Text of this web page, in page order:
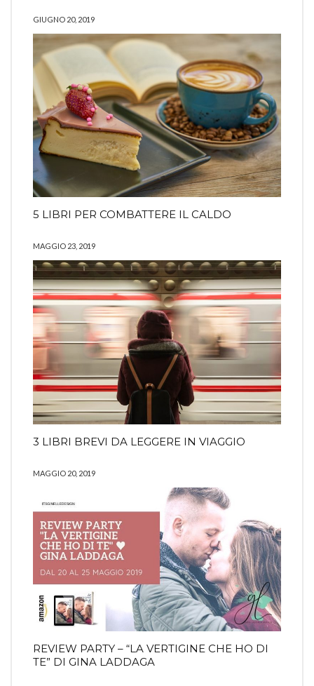
GIUGNO 20, 2019
5 LIBRI PER COMBATTERE IL CALDO
MAGGIO 23, 2019
3 LIBRI BREVI DA LEGGERE IN VIAGGIO
MAGGIO 20, 2019
REVIEW PARTY – “LA VERTIGINE CHE HO DI
TE” DI GINA LADDAGA